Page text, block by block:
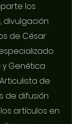
los
divulgación
de César
Genética
de
de difusión
artículos en